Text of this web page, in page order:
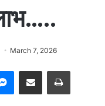
March 7, 2026
Messenger
Share via Email Print